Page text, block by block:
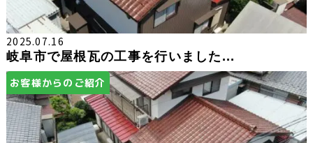
2025.07.16
岐阜市で屋根瓦の工事を行いました...
お客様からのご紹介